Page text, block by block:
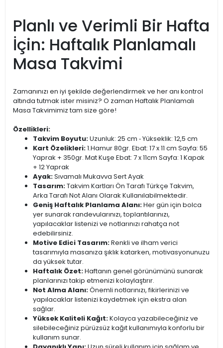
Planlı ve Verimli Bir Hafta
İçin: Haftalık Planlamalı
Masa Takvimi
Zamanınızı en iyi şekilde değerlendirmek ve her anı kontrol
altında tutmak ister misiniz? O zaman Haftalık Planlamalı
Masa Takvimimiz tam size göre!
Özellikleri:
Takvim Boyutu:Uzunluk: 25 cm ‐ Yükseklik: 12,5 cm
Kart Özelikleri:1.Hamur 80gr. Ebat: 17 x 11 cm Sayfa: 55
Yaprak + 350gr. Mat Kuşe Ebat: 7 x 11cm Sayfa: 1 Kapak
+ 12 Yaprak
Ayak:Sıvamalı Mukavva Sert Ayak
Tasarım:Takvim Kartları Ön Tarafı Türkçe Takvim,
Arka Tarafı Not Alanı Olarak Kullanılabilmektedir.
Geniş Haftalık Planlama Alanı:Her gün için bolca
yer sunarak randevularınızı, toplantılarınızı,
yapılacaklar listenizi ve notlarınızı rahatça not
edebilirsiniz.
Motive Edici Tasarım:Renkli ve ilham verici
tasarımıyla masanıza şıklık katarken, motivasyonunuzu
da yüksek tutar.
Haftalık Özet:Haftanın genel görünümünü sunarak
planlarınızı takip etmenizi kolaylaştırır.
Not Alma Alanı:Önemli notlarınızı, fikirlerinizi ve
yapılacaklar listenizi kaydetmek için ekstra alan
sağlar.
Yüksek Kaliteli Kağıt:Kolayca yazabileceğiniz ve
silebileceğiniz pürüzsüz kağıt kullanımıyla konforlu bir
kullanım sunar.